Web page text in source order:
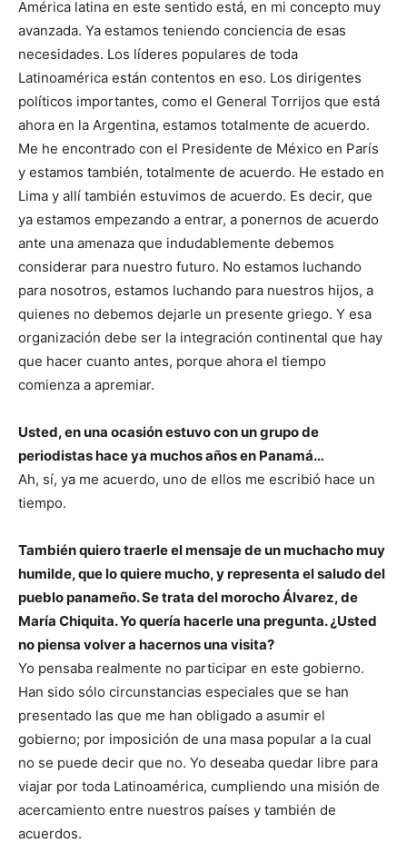
América latina en este sentido está, en mi concepto muy
avanzada. Ya estamos teniendo conciencia de esas
necesidades. Los líderes populares de toda
Latinoamérica están contentos en eso. Los dirigentes
políticos importantes, como el General Torrijos que está
ahora en la Argentina, estamos totalmente de acuerdo.
Me he encontrado con el Presidente de México en París
y estamos también, totalmente de acuerdo. He estado en
Lima y allí también estuvimos de acuerdo. Es decir, que
ya estamos empezando a entrar, a ponernos de acuerdo
ante una amenaza que indudablemente debemos
considerar para nuestro futuro. No estamos luchando
para nosotros, estamos luchando para nuestros hijos, a
quienes no debemos dejarle un presente griego. Y esa
organización debe ser la integración continental que hay
que hacer cuanto antes, porque ahora el tiempo
comienza a apremiar.
Usted, en una ocasión estuvo con un grupo de
periodistas hace ya muchos años en Panamá…
Ah, sí, ya me acuerdo, uno de ellos me escribió hace un
tiempo.
También quiero traerle el mensaje de un muchacho muy
humilde, que lo quiere mucho, y representa el saludo del
pueblo panameño. Se trata del morocho Álvarez, de
María Chiquita. Yo quería hacerle una pregunta. ¿Usted
no piensa volver a hacernos una visita?
Yo pensaba realmente no participar en este gobierno.
Han sido sólo circunstancias especiales que se han
presentado las que me han obligado a asumir el
gobierno; por imposición de una masa popular a la cual
no se puede decir que no. Yo deseaba quedar libre para
viajar por toda Latinoamérica, cumpliendo una misión de
acercamiento entre nuestros países y también de
acuerdos.